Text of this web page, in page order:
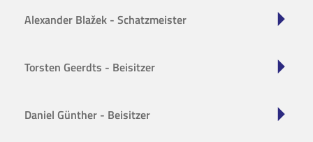
Alexander Blažek - Schatzmeister
Torsten Geerdts - Beisitzer
Daniel Günther - Beisitzer